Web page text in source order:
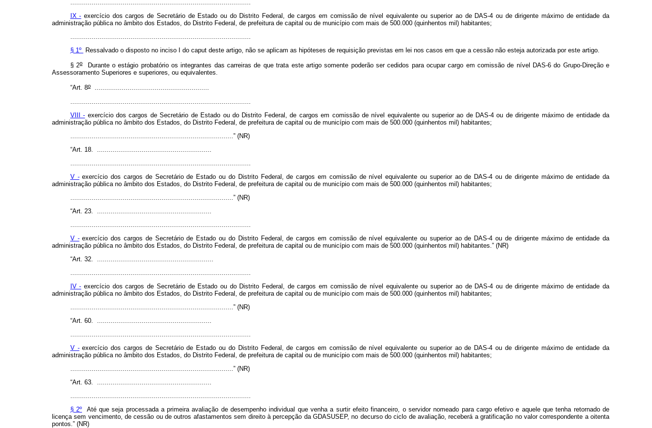
IX - exercício dos cargos de Secretário de Estado ou do Distrito Federal, de cargos em comissão de nível equivalente ou superior ao de DAS-4 ou de dirigente máximo de entidade da
administração pública no âmbito dos Estados, do Distrito Federal, de prefeitura de capital ou de município com mais de 500.000 (quinhentos mil) habitantes;
§ 1º
Ressalvado o disposto no inciso I do caputdeste artigo, não se aplicam as hipóteses de requisição previstas em lei nos casos em que a cessão não esteja autorizada por este artigo.
§ 2o
Durante o estágio probatório os integrantes das carreiras de que trata este artigo somente poderão ser cedidos para ocupar cargo em comissão de nível DAS-6 do Grupo-Direção e
Assessoramento Superiores e superiores, ou equivalentes.
“Art. 8o...........................................................
VIII - exercício dos cargos de Secretário de Estado ou do Distrito Federal, de cargos em comissão de nível equivalente ou superior ao de DAS-4 ou de dirigente máximo de entidade da
administração pública no âmbito dos Estados, do Distrito Federal, de prefeitura de capital ou de município com mais de 500.000 (quinhentos mil) habitantes;
....................................................................................” (NR)
“Art. 18. ...........................................................
V -exercício dos cargos de Secretário de Estado ou do Distrito Federal, de cargos em comissão de nível equivalente ou superior ao de DAS-4 ou de dirigente máximo de entidade da
administração pública no âmbito dos Estados, do Distrito Federal, de prefeitura de capital ou de município com mais de 500.000 (quinhentos mil) habitantes;
....................................................................................” (NR)
“Art. 23. ...........................................................
V -exercício dos cargos de Secretário de Estado ou do Distrito Federal, de cargos em comissão de nível equivalente ou superior ao de DAS-4 ou de dirigente máximo de entidade da
administração pública no âmbito dos Estados, do Distrito Federal, de prefeitura de capital ou de município com mais de 500.000 (quinhentos mil) habitantes.” (NR)
“Art. 32. ............................................................
IV - exercício dos cargos de Secretário de Estado ou do Distrito Federal, de cargos em comissão de nível equivalente ou superior ao de DAS-4 ou de dirigente máximo de entidade da
administração pública no âmbito dos Estados, do Distrito Federal, de prefeitura de capital ou de município com mais de 500.000 (quinhentos mil) habitantes;
....................................................................................” (NR)
“Art. 60. ...........................................................
V -exercício dos cargos de Secretário de Estado ou do Distrito Federal, de cargos em comissão de nível equivalente ou superior ao de DAS-4 ou de dirigente máximo de entidade da
administração pública no âmbito dos Estados, do Distrito Federal, de prefeitura de capital ou de município com mais de 500.000 (quinhentos mil) habitantes;
....................................................................................” (NR)
“Art. 63. ...........................................................
§ 2º Até que seja processada a primeira avaliação de desempenho individual que venha a surtir efeito financeiro, o servidor nomeado para cargo efetivo e aquele que tenha retornado de
licença sem vencimento, de cessão ou de outros afastamentos sem direito à percepção da GDASUSEP, no decurso do ciclo de avaliação, receberá a gratificação no valor correspondente a oitenta
pontos.” (NR)